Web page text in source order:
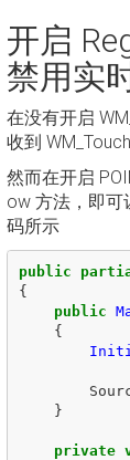
开启
禁用实
在没有开启
收到
然而在开启
ow 方法，即可
码所示
public
{
public
{
}
private